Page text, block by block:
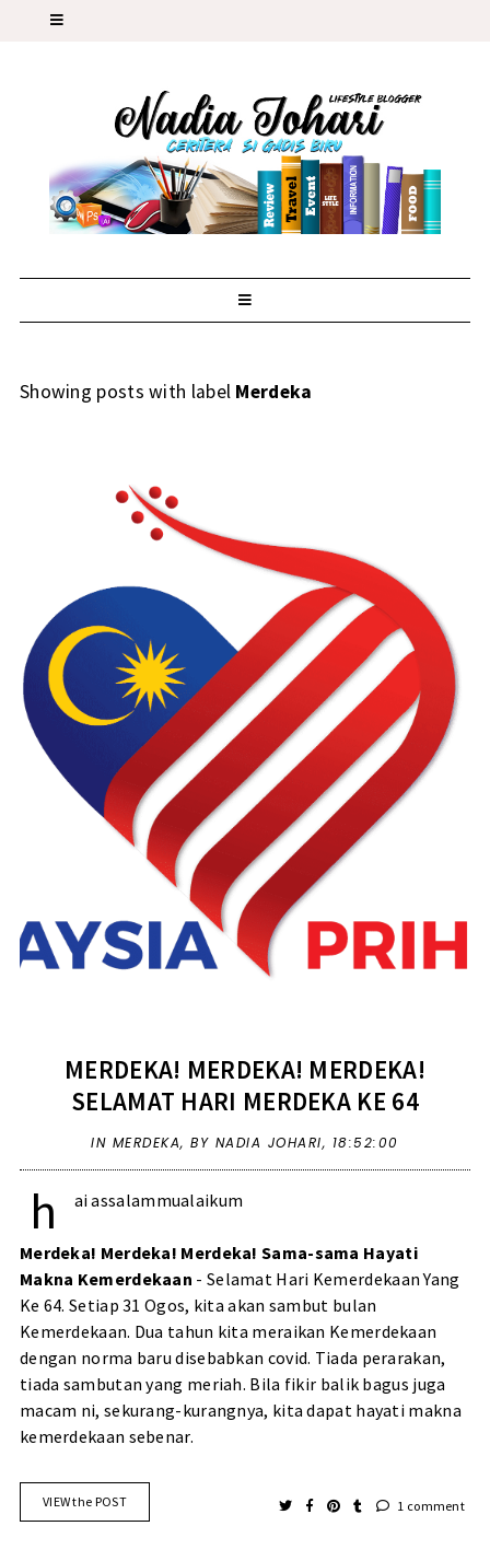
Showing posts with label Merdeka
MERDEKA! MERDEKA! MERDEKA!
SELAMAT HARI MERDEKA KE 64
IN MERDEKA,BY NADIA JOHARI, 18:52:00
h ai assalammualaikum
Merdeka! Merdeka! Merdeka! Sama-sama Hayati
Makna Kemerdekaan - Selamat Hari Kemerdekaan Yang
Ke 64. Setiap 31 Ogos, kita akan sambut bulan
Kemerdekaan. Dua tahun kita meraikan Kemerdekaan
dengan norma baru disebabkan covid. Tiada perarakan,
tiada sambutan yang meriah. Bila fikir balik bagus juga
macam ni, sekurang-kurangnya, kita dapat hayati makna
kemerdekaan sebenar.
VIEW the POST 1 comment